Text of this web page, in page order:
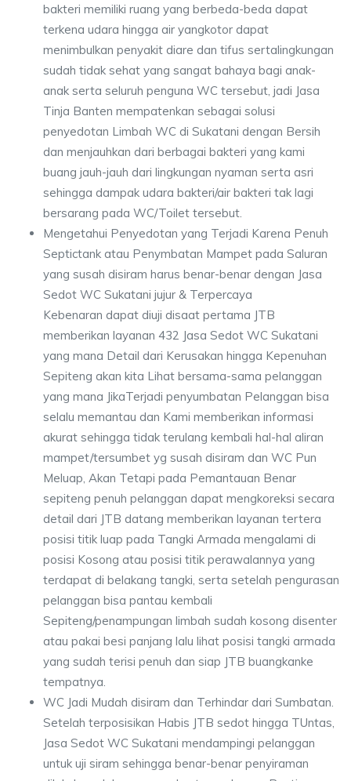
bakteri memiliki ruang yang berbeda-beda dapat
terkena udara hingga air yangkotor dapat
menimbulkan penyakit diare dan tifus sertalingkungan
sudah tidak sehat yang sangat bahaya bagi anak-
anak serta seluruh penguna WC tersebut, jadi Jasa
Tinja Banten mempatenkan sebagai solusi
penyedotan Limbah WC di Sukatani dengan Bersih
dan menjauhkan dari berbagai bakteri yang kami
buang jauh-jauh dari lingkungan nyaman serta asri
sehingga dampak udara bakteri/air bakteri tak lagi
bersarang pada WC/Toilet tersebut.
Mengetahui Penyedotan yang Terjadi Karena Penuh
Septictank atau Penymbatan Mampet pada Saluran
yang susah disiram harus benar-benar dengan Jasa
Sedot WC Sukatani jujur & Terpercaya
Kebenaran dapat diuji disaat pertama JTB
memberikan layanan 432 Jasa Sedot WC Sukatani
yang mana Detail dari Kerusakan hingga Kepenuhan
Sepiteng akan kita Lihat bersama-sama pelanggan
yang mana JikaTerjadi penyumbatan Pelanggan bisa
selalu memantau dan Kami memberikan informasi
akurat sehingga tidak terulang kembali hal-hal aliran
mampet/tersumbet yg susah disiram dan WC Pun
Meluap, Akan Tetapi pada Pemantauan Benar
sepiteng penuh pelanggan dapat mengkoreksi secara
detail dari JTB datang memberikan layanan tertera
posisi titik luap pada Tangki Armada mengalami di
posisi Kosong atau posisi titik perawalannya yang
terdapat di belakang tangki, serta setelah pengurasan
pelanggan bisa pantau kembali
Sepiteng/penampungan limbah sudah kosong disenter
atau pakai besi panjang lalu lihat posisi tangki armada
yang sudah terisi penuh dan siap JTB buangkanke
tempatnya.
WC Jadi Mudah disiram dan Terhindar dari Sumbatan.
Setelah terposisikan Habis JTB sedot hingga TUntas,
Jasa Sedot WC Sukatani mendampingi pelanggan
untuk uji siram sehingga benar-benar penyiraman